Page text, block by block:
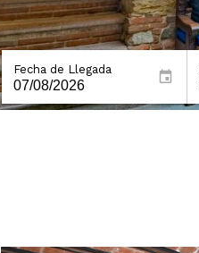
Fecha de Llegada